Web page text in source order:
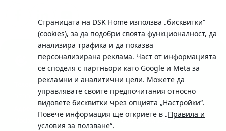
Страницата на DSK Home използва „бисквитки“
(cookies), за да подобри своята функционалност, да
анализира трафика и да показва
персонализирана реклама. Част от информацията
се споделя с партньори като Google и Meta за
рекламни и аналитични цели. Можете да
управлявате своите предпочитания относно
видовете бисквитки чрез опцията „Настройки“.
Повече информация ще откриете в „Правила и
условия за ползване“.
Телефон:
0700 10 375 / *2375
Московска No.19 / ул. Г. Бенковски No. 5, София 1036